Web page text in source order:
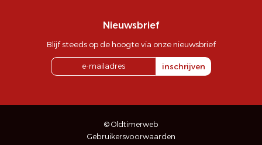
Nieuwsbrief
Blijf steeds op de hoogte via onze nieuwsbrief
inschrijven
© Oldtimerweb
Gebruikersvoorwaarden